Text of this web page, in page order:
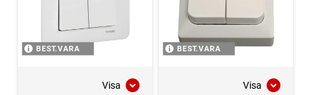
BEST.VARA
Visa
BEST.VARA
Visa